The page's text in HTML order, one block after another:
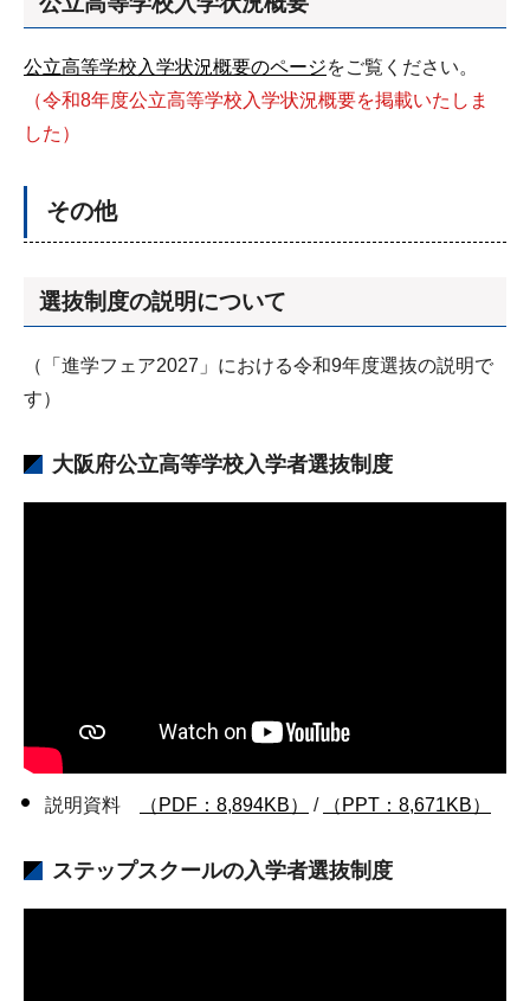
公立高等学校入学状況概要のページをご覧ください。
（令和8年度公立高等学校入学状況概要を掲載いたしま
した）
その他
選抜制度の説明について
（「進学フェア2027」における令和9年度選抜の説明で
す）
大阪府公立高等学校入学者選抜制度
説明資料 （PDF：8,894KB） / （PPT：8,671KB）
ステップスクールの入学者選抜制度